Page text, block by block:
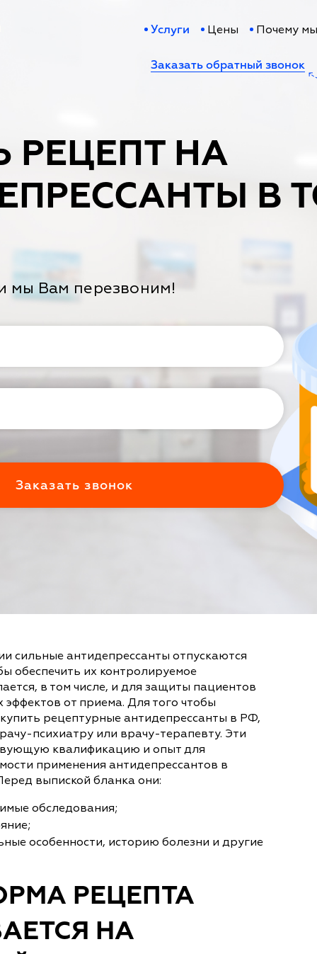
Услуги Цены Почему мы
Заказать обратный звонок
РЕЦЕПТ НА
В
мы Вам перезвоним!
сильные антидепрессанты отпускаются
обеспечить их контролируемое
в том числе, и для защиты пациентов
от приема. Для того чтобы
рецептурные антидепрессанты в РФ,
психиатру или врачу-терапевту. Эти
квалификацию и опыт для
применения антидепрессантов в
выпиской бланка они:
обследования;
особенности, историю болезни и другие
РЕЦЕПТА
НА